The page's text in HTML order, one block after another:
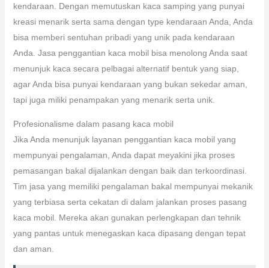
kendaraan. Dengan memutuskan kaca samping yang punyai
kreasi menarik serta sama dengan type kendaraan Anda, Anda
bisa memberi sentuhan pribadi yang unik pada kendaraan
Anda. Jasa penggantian kaca mobil bisa menolong Anda saat
menunjuk kaca secara pelbagai alternatif bentuk yang siap,
agar Anda bisa punyai kendaraan yang bukan sekedar aman,
tapi juga miliki penampakan yang menarik serta unik.
Profesionalisme dalam pasang kaca mobil
Jika Anda menunjuk layanan penggantian kaca mobil yang
mempunyai pengalaman, Anda dapat meyakini jika proses
pemasangan bakal dijalankan dengan baik dan terkoordinasi.
Tim jasa yang memiliki pengalaman bakal mempunyai mekanik
yang terbiasa serta cekatan di dalam jalankan proses pasang
kaca mobil. Mereka akan gunakan perlengkapan dan tehnik
yang pantas untuk menegaskan kaca dipasang dengan tepat
dan aman.